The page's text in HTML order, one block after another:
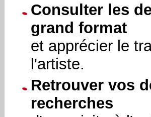
Consulter les
grand format
et apprécier le
l'artiste.
Retrouver vos
recherches